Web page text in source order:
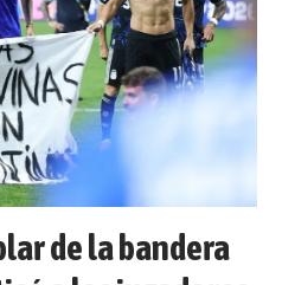
de la bandera